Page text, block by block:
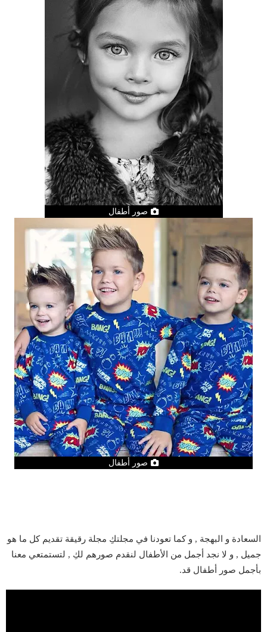
صور أطفال
صور أطفال
السعادة و البهجة , و كما تعودنا في مجلتكِ مجلة رقيقة تقديم كل ما هو
جميل , و لا نجد أجمل من الأطفال لنقدم صورهم لكِ , لتستمتعي معنا
بأجمل صور أطفال قد.